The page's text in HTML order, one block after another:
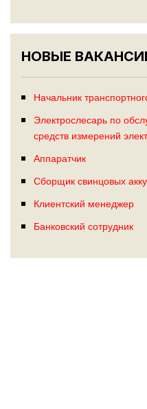
НОВЫЕ
Начальник
Электрослесарь по
средств измерений
Аппаратчик
Сборщик свинцовых
Клиентский менеджер
Банковский сотрудник